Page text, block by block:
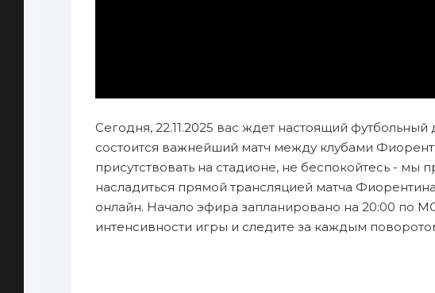
Сегодня, 22.11.2025 вас ждет настоящий
состоится важнейший матч между клубами
присутствовать на стадионе, не беспокойтесь - мы
насладиться прямой трансляцией матча
онлайн. Начало эфира запланировано на 20:00 по
интенсивности игры и следите за каждым